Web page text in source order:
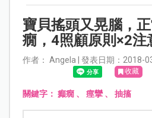
寶貝搖頭又晃腦，
癇，4照顧原則×2注
作者： Angela | 發表日期：2018-
收藏
關鍵字： 癲癇、 痙攣、 抽搐